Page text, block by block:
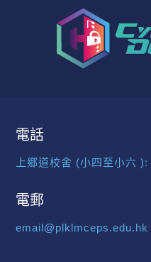
電話
上鄉道校舍 (小四至小六 ):
電郵
email@plklmceps.edu.hk